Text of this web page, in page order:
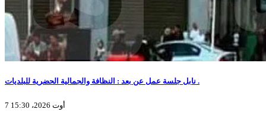
نابل جلسة عمل عن بعد : النظافة والجمالية الحضرية للبلديات .
7 أوت 2026، 15:30